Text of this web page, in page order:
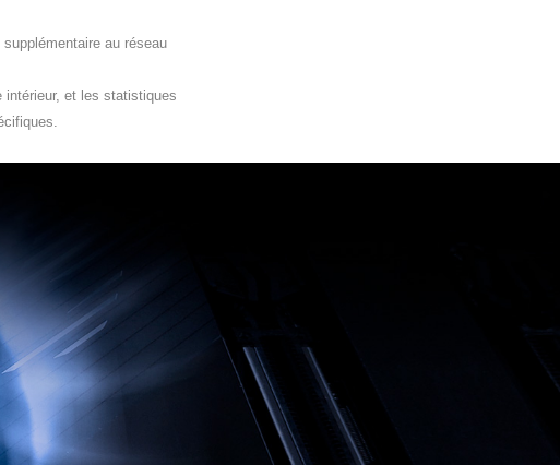
au réseau
intérieur, et les statistiques